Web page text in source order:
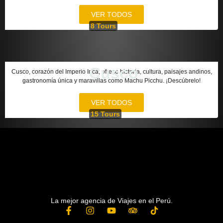
8 Tours
VER TODOS
15 Tours
Cusco
Cusco, corazón del Imperio Inca, ofrece historia, cultura, paisajes andinos,
gastronomía única y maravillas como Machu Picchu. ¡Descúbrelo!
VER TODOS
La mejor agencia de Viajes en el Perú.